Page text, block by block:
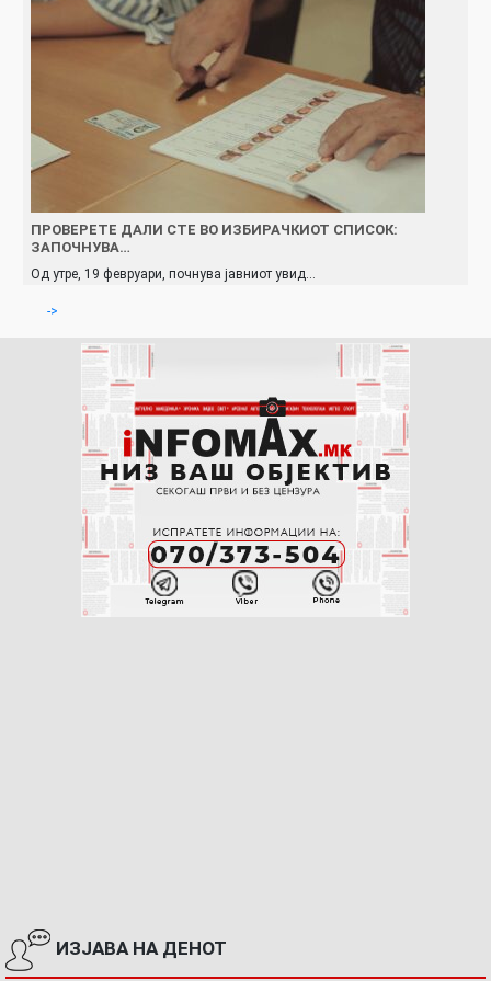
ПРОВЕРЕТЕ ДАЛИ СТЕ ВО ИЗБИРАЧКИОТ СПИСОК:
ЗАПОЧНУВА…
Од утре, 19 февруари, почнува јавниот увид…
->
ИЗЈАВА НА ДЕНОТ